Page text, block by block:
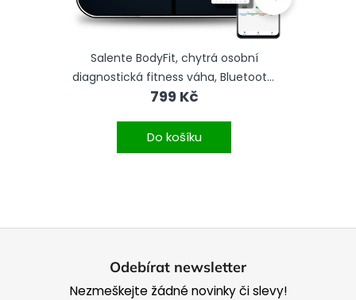
Salente BodyFit, chytrá osobní
diagnostická fitness váha, Bluetooth,
černá
799 Kč
Do košíku
Odebírat newsletter
Nezmeškejte žádné novinky či slevy!